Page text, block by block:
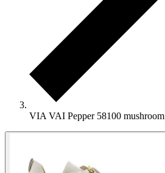
VIA VAI Pepper 58100 mushroom